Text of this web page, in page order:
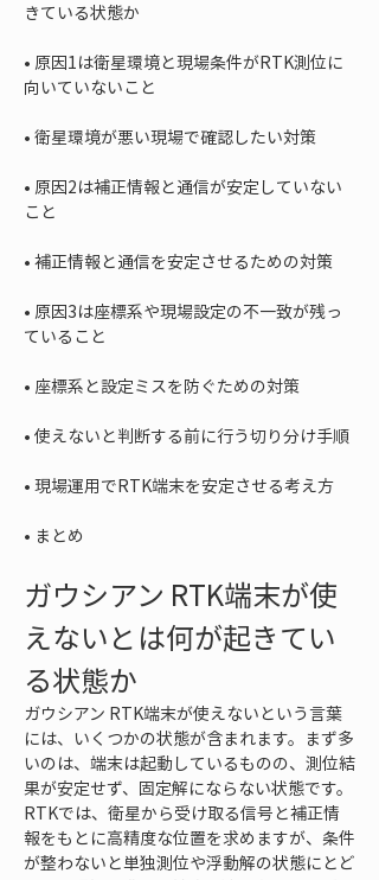
• 原因1は衛星環境と現場条件がRTK測位に
•
• 原因2は補正情報と通信が安定していない
•
• 原因3は座標系や現場設定の不一致が残っ
•
•
•
• まとめ
ガウシアン RTK端末が使
えないとは何が起きてい
る状態か
ガウシアン RTK端末が使えないという言葉
には、いくつかの状態が含まれます。まず多
いのは、端末は起動しているものの、測位結
果が安定せず、固定解にならない状態です。
RTKでは、衛星から受け取る信号と補正情
報をもとに高精度な位置を求めますが、条件
が整わないと単独測位や浮動解の状態にとど